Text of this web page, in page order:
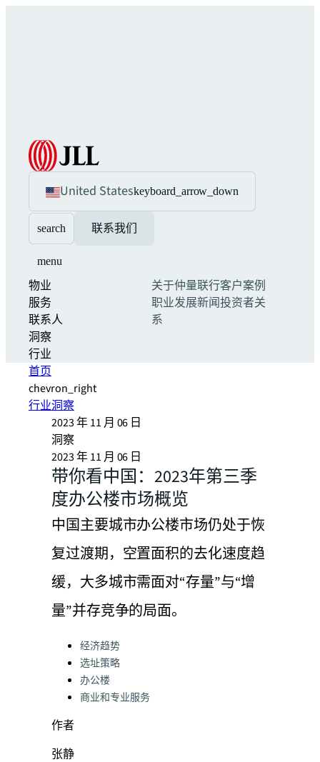
United Stateskeyboard_arrow_down
search 联系我们
menu
物业
服务
联系人
洞察
行业
关于仲量联行客户案例
职业发展新闻投资者关
系
首页
chevron_right
行业洞察
2023 年 11 月 06 日
洞察
2023 年 11 月 06 日
带你看中国：2023年第三季
度办公楼市场概览
中国主要城市办公楼市场仍处于恢
复过渡期，空置面积的去化速度趋
缓，大多城市需面对“存量”与“增
量”并存竞争的局面。
Categories:
经济趋势
选址策略
办公楼
商业和专业服务
作者
张静